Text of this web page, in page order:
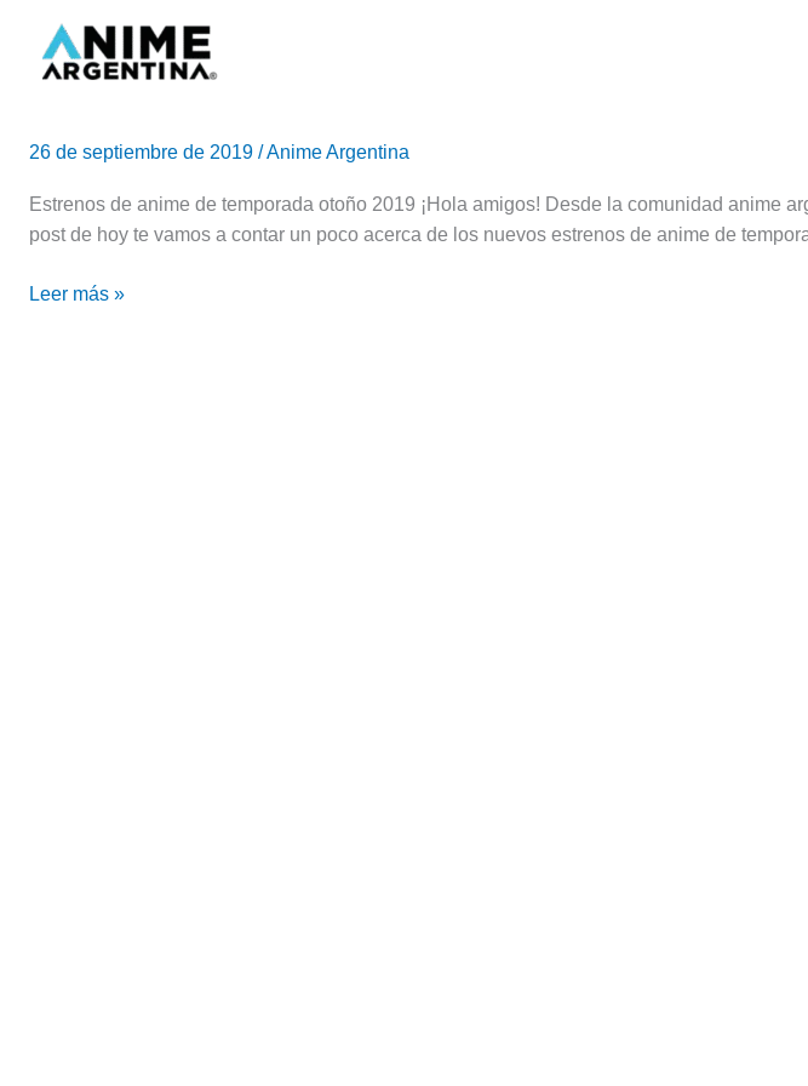
contenido
26 de septiembre de 2019 /Anime Argentina
Estrenos de anime de temporada otoño 2019 ¡Hola amigos! Desde la comunidad anime
post de hoy te vamos a contar un poco acerca de los nuevos estrenos de anime de
anime
otoño
2019
Leer más »